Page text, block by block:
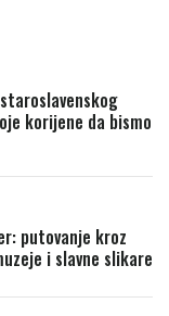
korijene da bismo
putovanje kroz
i slavne slikare